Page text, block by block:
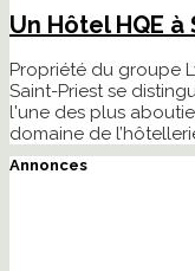
Un Hôtel HQE
Propriété du groupe
Saint-Priest se
l'une des plus
domaine de
Annonces